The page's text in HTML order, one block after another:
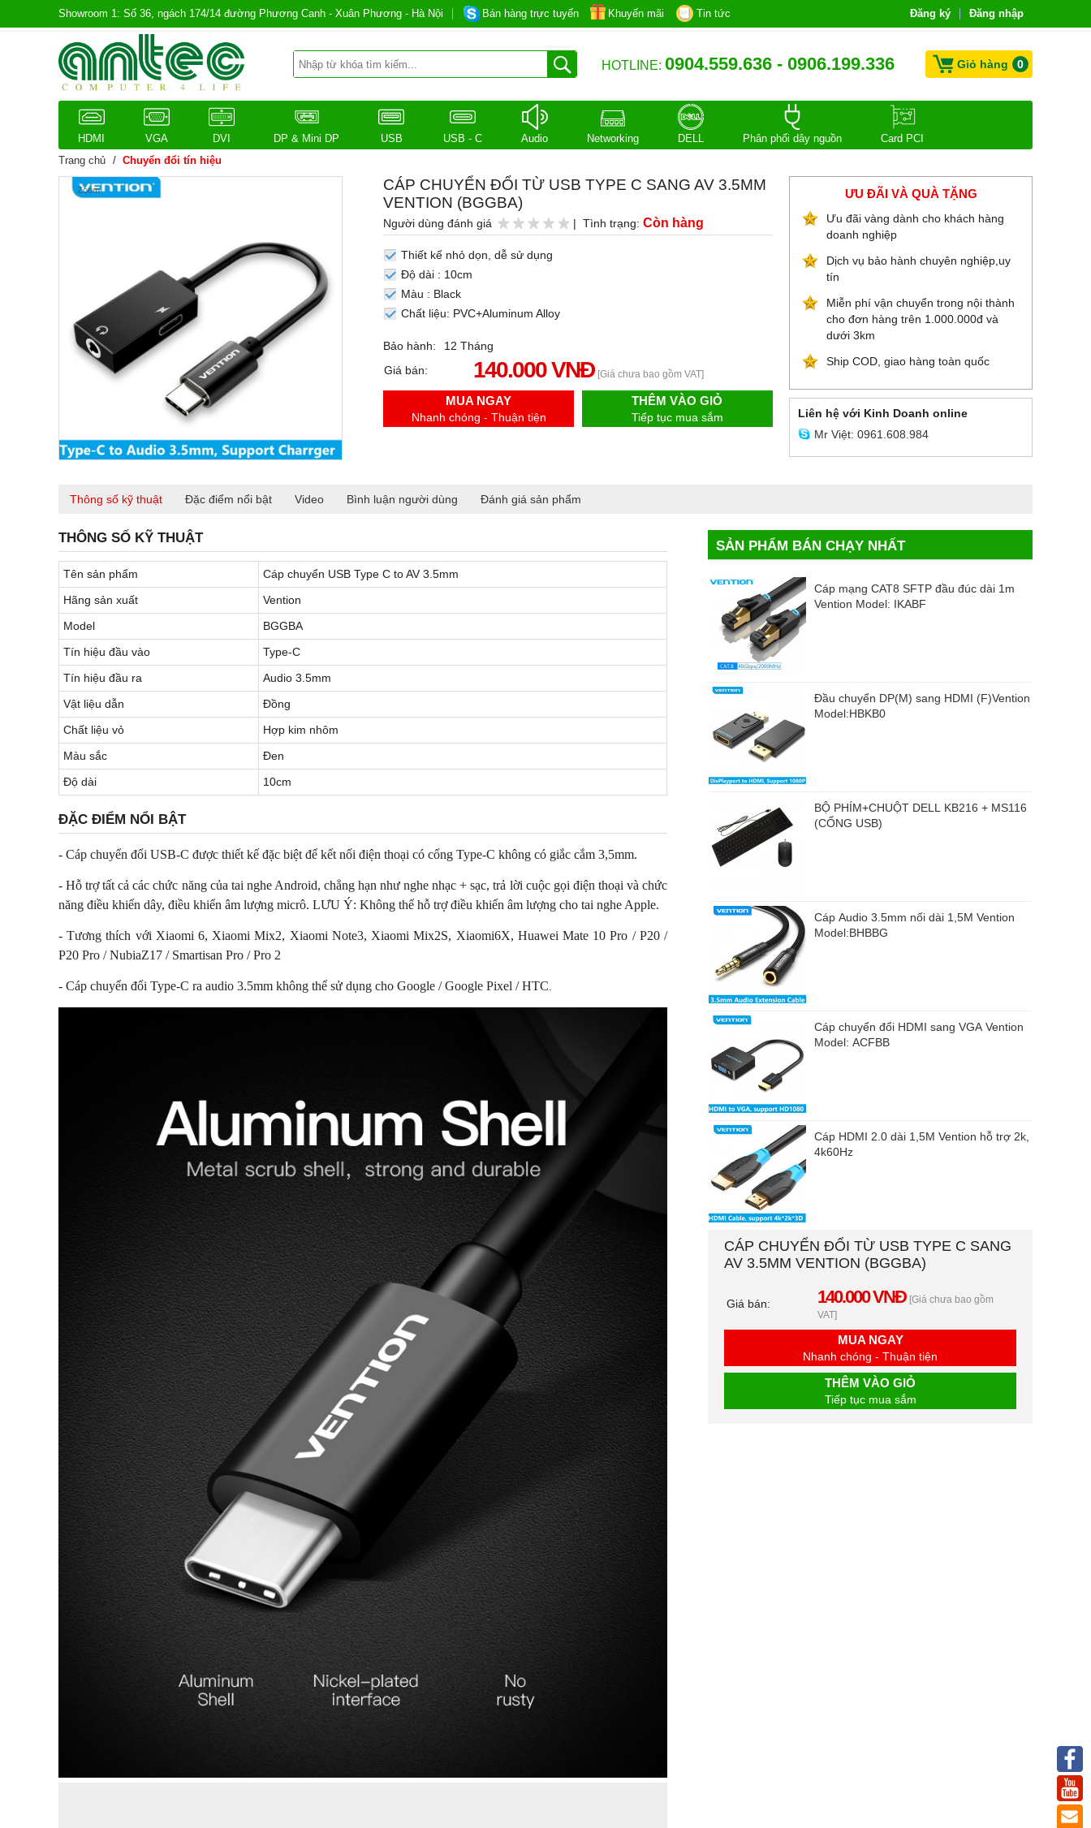
Showroom 1: Số 36, ngách 174/14 đường Phương Canh - Xuân Phương - Hà Nội Bán hàng trực tuyến Khuyến mãi Tin tức Đăng ký Đăng nhập
HOTLINE: 0904.559.636 - 0906.199.336 Giỏ hàng 0
HDMI VGA DVI DP & Mini DP USB USB - C Audio Networking DELL Phân phối dây nguồn
Card PCI
Trang chủ / Chuyển đổi tín hiệu
Zoom
CÁP CHUYỂN ĐỔI TỪ USB TYPE C SANG AV 3.5MM
VENTION (BGGBA)
Người dùng đánh giá | Tình trạng: Còn hàng
Thiết kế nhỏ dọn, dễ sử dụng
Độ dài : 10cm
Màu : Black
Chất liệu: PVC+Aluminum Alloy
Bảo hành:
12 Tháng
Giá bán:
140.000 VNĐ [Giá chưa bao gồm VAT]
MUA NGAY
Nhanh chóng - Thuận tiện
THÊM VÀO GIỎ
Tiếp tục mua sắm
ƯU ĐÃI VÀ QUÀ TẶNG
Ưu đãi vàng dành cho khách hàng
doanh nghiệp
Dịch vụ bảo hành chuyên nghiệp,uy
tín
Miễn phí vận chuyển trong nội thành
cho đơn hàng trên 1.000.000đ và
dưới 3km
Ship COD, giao hàng toàn quốc
Liên hệ với Kinh Doanh online
Mr Việt: 0961.608.984
Thông số kỹ thuật Đặc điểm nổi bật Video Bình luận người dùng Đánh giá sản phẩm
THÔNG SỐ KỸ THUẬT
Tên sản phẩm
Cáp chuyển USB Type C to AV 3.5mm
Hãng sản xuất
Vention
Model
BGGBA
Tín hiệu đầu vào
Type-C
Tín hiệu đầu ra
Audio 3.5mm
Vật liệu dẫn
Đồng
Chất liệu vỏ
Hợp kim nhôm
Màu sắc
Đen
Độ dài
10cm
ĐẶC ĐIỂM NỔI BẬT
- Cáp chuyển đổi USB-C được thiết kế đặc biệt để kết nối điện thoại có cổng Type-C không có giắc cắm 3,5mm.
- Hỗ trợ tất cả các chức năng của tai nghe Android, chẳng hạn như nghe nhạc + sạc, trả lời cuộc gọi điện thoại và chức
năng điều khiển dây, điều khiển âm lượng micrô. LƯU Ý: Không thể hỗ trợ điều khiển âm lượng cho tai nghe Apple.
- Tương thích với Xiaomi 6, Xiaomi Mix2, Xiaomi Note3, Xiaomi Mix2S, Xiaomi6X, Huawei Mate 10 Pro / P20 /
P20 Pro / NubiaZ17 / Smartisan Pro / Pro 2
- Cáp chuyển đổi Type-C ra audio 3.5mm không thể sử dụng cho Google / Google Pixel / HTC
SẢN PHẨM BÁN CHẠY NHẤT
Cáp mạng CAT8 SFTP đầu đúc dài 1m
Vention Model: IKABF
Đầu chuyển DP(M) sang HDMI (F)Vention
Model:HBKB0
BỘ PHÍM+CHUỘT DELL KB216 + MS116
(CỔNG USB)
Cáp Audio 3.5mm nối dài 1,5M Vention
Model:BHBBG
Cáp chuyển đổi HDMI sang VGA Vention
Model: ACFBB
Cáp HDMI 2.0 dài 1,5M Vention hỗ trợ 2k,
4k60Hz
CÁP CHUYỂN ĐỔI TỪ USB TYPE C SANG
AV 3.5MM VENTION (BGGBA)
Giá bán: 140.000 VNĐ [Giá chưa bao gồm
VAT]
MUA NGAY
Nhanh chóng - Thuận tiện
THÊM VÀO GIỎ
Tiếp tục mua sắm